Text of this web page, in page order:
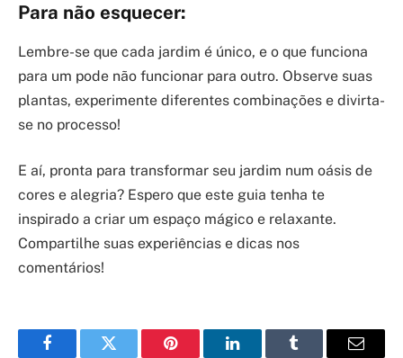
Para não esquecer:
Lembre-se que cada jardim é único, e o que funciona
para um pode não funcionar para outro. Observe suas
plantas, experimente diferentes combinações e divirta-
se no processo!
E aí, pronta para transformar seu jardim num oásis de
cores e alegria? Espero que este guia tenha te
inspirado a criar um espaço mágico e relaxante.
Compartilhe suas experiências e dicas nos
comentários!